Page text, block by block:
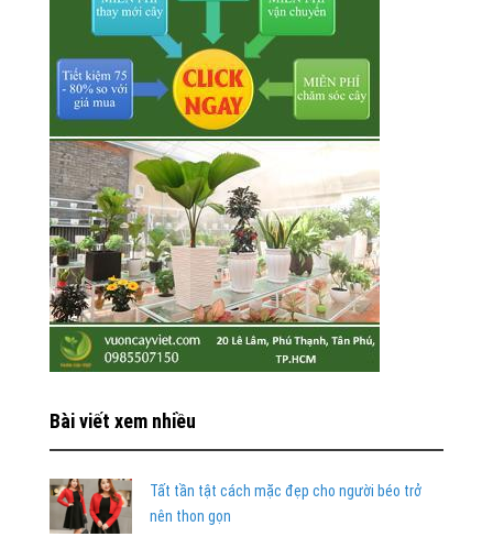
Bài viết xem nhiều
Tất tần tật cách mặc đẹp cho người béo trở
nên thon gọn